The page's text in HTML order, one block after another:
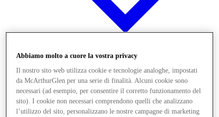
Abbiamo molto a cuore la vostra privacy
Il nostro sito web utilizza cookie e tecnologie analoghe, impostati
da McArthurGlen per una serie di finalità. Alcuni cookie sono
necessari (ad esempio, per consentire il corretto funzionamento del
sito). I cookie non necessari comprendono quelli che analizzano
l’utilizzo del sito, personalizzano le nostre campagne di marketing